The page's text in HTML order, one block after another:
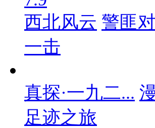
西北风云 警匪
一击
真探·一九二...
足迹之旅